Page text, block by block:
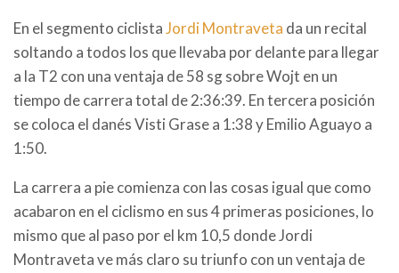
En el segmento ciclistaJordi Montraveta da un recital
soltando a todos los que llevaba por delante para llegar
a la T2 con una ventaja de 58 sg sobre Wojt en un
tiempo de carrera total de 2:36:39. En tercera posición
se coloca el danés Visti Grase a 1:38 y Emilio Aguayo a
1:50.
La carrera a pie comienza con las cosas igual que como
acabaron en el ciclismo en sus 4 primeras posiciones, lo
mismo que al paso por el km 10,5 donde Jordi
Montraveta ve más claro su triunfo con un ventaja de